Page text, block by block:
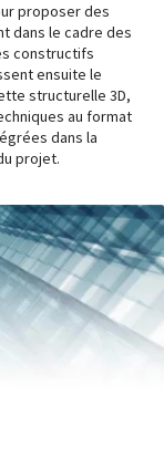
proposer des
dans le cadre des
constructifs
ensuite le
structurelle 3D,
au format
dans la
projet.